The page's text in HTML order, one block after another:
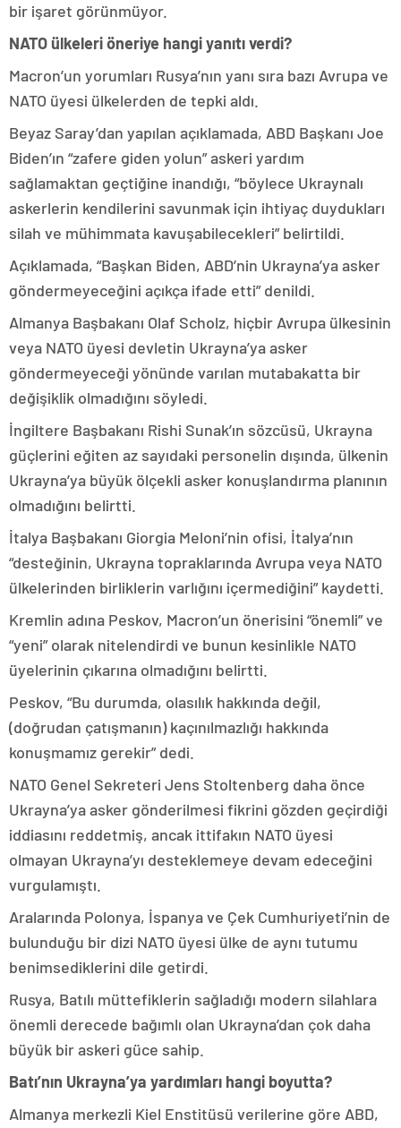
bir işaret görünmüyor.
NATO ülkeleri öneriye hangi yanıtı verdi?
Macron’un yorumları Rusya’nın yanı sıra bazı Avrupa ve
NATO üyesi ülkelerden de tepki aldı.
Beyaz Saray’dan yapılan açıklamada, ABD Başkanı Joe
Biden’ın “zafere giden yolun” askeri yardım
sağlamaktan geçtiğine inandığı, “böylece Ukraynalı
askerlerin kendilerini savunmak için ihtiyaç duydukları
silah ve mühimmata kavuşabilecekleri” belirtildi.
Açıklamada, “Başkan Biden, ABD’nin Ukrayna’ya asker
göndermeyeceğini açıkça ifade etti” denildi.
Almanya Başbakanı Olaf Scholz, hiçbir Avrupa ülkesinin
veya NATO üyesi devletin Ukrayna’ya asker
göndermeyeceği yönünde varılan mutabakatta bir
değişiklik olmadığını söyledi.
İngiltere Başbakanı Rishi Sunak’ın sözcüsü, Ukrayna
güçlerini eğiten az sayıdaki personelin dışında, ülkenin
Ukrayna’ya büyük ölçekli asker konuşlandırma planının
olmadığını belirtti.
İtalya Başbakanı Giorgia Meloni’nin ofisi, İtalya’nın
“desteğinin, Ukrayna topraklarında Avrupa veya NATO
ülkelerinden birliklerin varlığını içermediğini” kaydetti.
Kremlin adına Peskov, Macron’un önerisini “önemli” ve
“yeni” olarak nitelendirdi ve bunun kesinlikle NATO
üyelerinin çıkarına olmadığını belirtti.
Peskov, “Bu durumda, olasılık hakkında değil,
(doğrudan çatışmanın) kaçınılmazlığı hakkında
konuşmamız gerekir” dedi.
NATO Genel Sekreteri Jens Stoltenberg daha önce
Ukrayna’ya asker gönderilmesi fikrini gözden geçirdiği
iddiasını reddetmiş, ancak ittifakın NATO üyesi
olmayan Ukrayna’yı desteklemeye devam edeceğini
vurgulamıştı.
Aralarında Polonya, İspanya ve Çek Cumhuriyeti’nin de
bulunduğu bir dizi NATO üyesi ülke de aynı tutumu
benimsediklerini dile getirdi.
Rusya, Batılı müttefiklerin sağladığı modern silahlara
önemli derecede bağımlı olan Ukrayna’dan çok daha
büyük bir askeri güce sahip.
Batı’nın Ukrayna’ya yardımları hangi boyutta?
Almanya merkezli Kiel Enstitüsü verilerine göre ABD,